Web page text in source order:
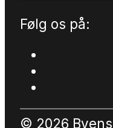
Følg os på:
© 2026